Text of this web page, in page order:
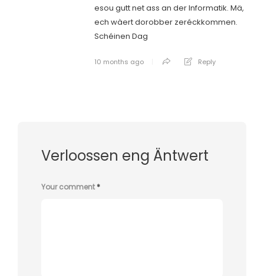
esou gutt net ass an der Informatik. Mä,
ech wàert dorobber zeréckkommen.
Schéinen Dag
10 months ago Reply
Verloossen eng Äntwert
Your comment*